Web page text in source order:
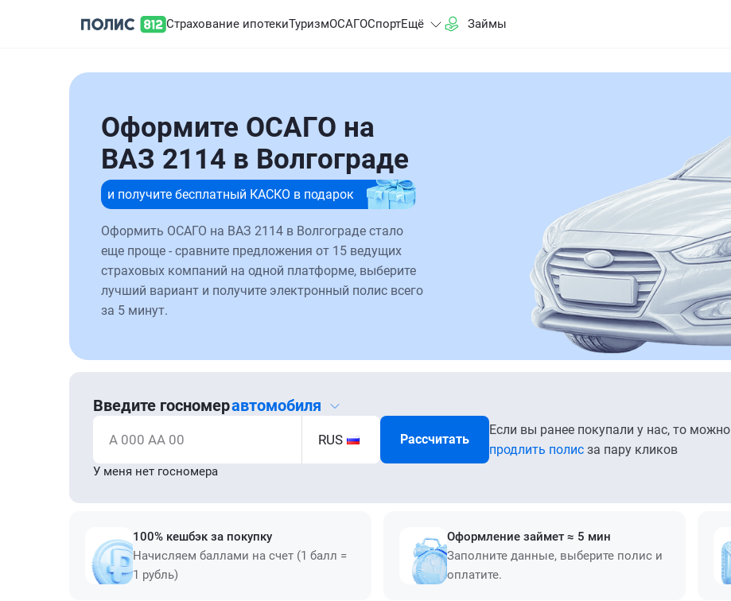
Страхование ипотекиТуризмОСАГОСпортЕщё Займы
Оформите ОСАГО на
ВАЗ 2114 в Волгограде
и получите бесплатный КАСКО в подарок
Оформить ОСАГО на ВАЗ 2114 в Волгограде стало
еще проще - сравните предложения от 15 ведущих
страховых компаний на одной платформе, выберите
лучший вариант и получите электронный полис всего
за 5 минут.
Введите госномеравтомобиля
А 000 АА 00 RUS Рассчитать
Если вы ранее покупали у нас, то можно
продлить полис за пару кликов
У меня нет госномера
100% кешбэк за покупку
Начисляем баллами на счет (1 балл =
1 рубль)
Оформление займет ≈ 5 мин
Заполните данные, выберите полис и
оплатите.